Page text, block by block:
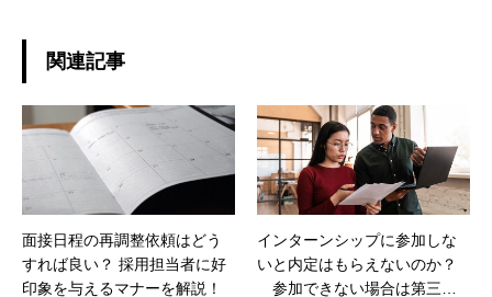
関連記事
面接日程の再調整依頼はどう
すれば良い？ 採用担当者に好
印象を与えるマナーを解説！
インターンシップに参加しな
いと内定はもらえないのか？
参加できない場合は第三者